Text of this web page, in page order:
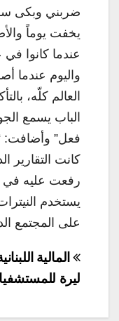
ضربني وبكى
يخفت يوماً
عندما كانوا
واليوم عندما
العالم كلّه،
الباب يسمع
فعل” وأضافت:
كانت التقارير
رفعت عليه في
يستخدم
على المجتمع
تصفّح
المقالات
ليرة